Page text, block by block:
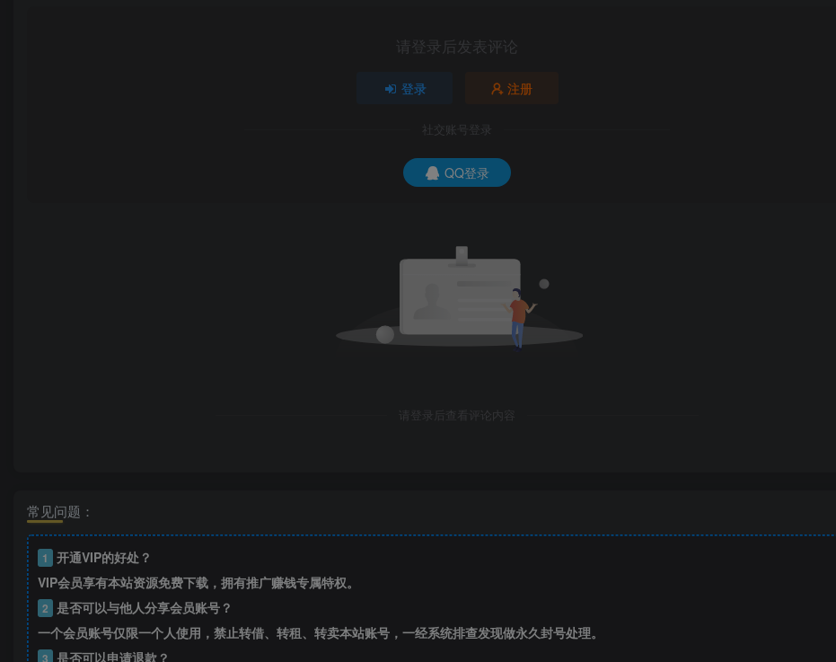
请登录后发表评论
登录 注册
社交账号登录
QQ登录
请登录后查看评论内容
常见问题：
1
开通VIP的好处？
VIP会员享有本站资源免费下载，拥有推广赚钱专属特权。
2
是否可以与他人分享会员账号？
一个会员账号仅限一个人使用，禁止转借、转租、转卖本站账号，一经系统排查发现做永久封号处理。
3
是否可以申请退款？